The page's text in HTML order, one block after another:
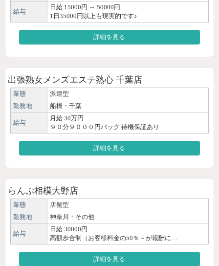
給与
日給 15000円 ～ 50000円
1日35000円以上も現実的です♪
詳細を見る
出張熟女メンズエステ熟心 千葉店
業態
派遣型
勤務地
船橋・千葉
給与
月給 30万円
９０分９０００円バック 待機保証あり
詳細を見る
らんぷ相模大野店
業態
店舗型
勤務地
神奈川・その他
給与
日給 30000円
高額歩合制（お客様料金の50％～が報酬に…
詳細を見る